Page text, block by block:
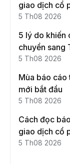
giao dịch cổ
5 Th08 2026
5 lý do khiến
chuyển sang
5 Th08 2026
Mùa báo cáo
mới bắt đầu
5 Th08 2026
Cách đọc
giao dịch cổ
5 Th08 2026